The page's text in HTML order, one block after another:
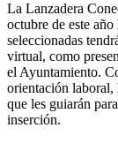
La Lanzadera
octubre de este
seleccionadas
virtual, como
el Ayuntamiento.
orientación laboral,
que les guiarán
inserción.